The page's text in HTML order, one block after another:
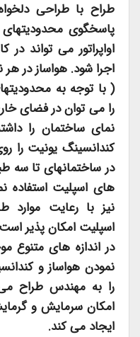
طراح با طراحی
پاسخگوی
اواپراتور می تواند
اجرا شود. هواساز در
( با توجه به
را می توان در فضای
نمای ساختمان را
کندانسینگ یونیت را
در ساختمانهای تا سه
های اسپلیت استفاده
نیز با رعایت موارد
اسپلیت امکان پذیر
در اندازه های متنوع
نمودن هواساز و
را به مهندس طراح
امکان سرمایش و
ایجاد می کند.